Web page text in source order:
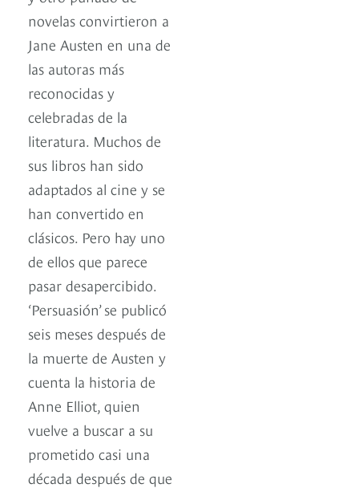
novelas convirtieron a
Jane Austen en una de
las autoras más
reconocidas y
celebradas de la
literatura. Muchos de
sus libros han sido
adaptados al cine y se
han convertido en
clásicos. Pero hay uno
de ellos que parece
pasar desapercibido.
‘Persuasión’ se publicó
seis meses después de
la muerte de Austen y
cuenta la historia de
Anne Elliot, quien
vuelve a buscar a su
prometido casi una
década después de que